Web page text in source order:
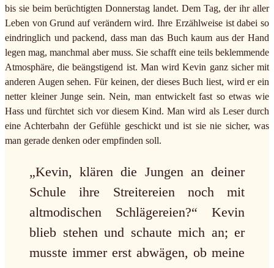
bis sie beim berüchtigten Donnerstag landet. Dem Tag, der ihr aller
Leben von Grund auf verändern wird. Ihre Erzählweise ist dabei so
eindringlich und packend, dass man das Buch kaum aus der Hand
legen mag, manchmal aber muss. Sie schafft eine teils beklemmende
Atmosphäre, die beängstigend ist. Man wird Kevin ganz sicher mit
anderen Augen sehen. Für keinen, der dieses Buch liest, wird er ein
netter kleiner Junge sein. Nein, man entwickelt fast so etwas wie
Hass und fürchtet sich vor diesem Kind. Man wird als Leser durch
eine Achterbahn der Gefühle geschickt und ist sie nie sicher, was
man gerade denken oder empfinden soll.
„Kevin, klären die Jungen an deiner
Schule ihre Streitereien noch mit
altmodischen Schlägereien?“ Kevin
blieb stehen und schaute mich an; er
musste immer erst abwägen, ob meine